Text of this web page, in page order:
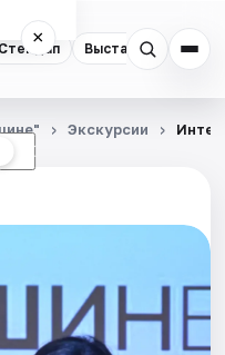
Стендап Выставки
×
☾
Экскурсии